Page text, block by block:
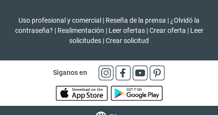
Uso profesional y comercial | Reseña de la prensa | ¿Olvidó la
contraseña? | Realimentación | Leer ofertas | Crear oferta | Leer
solicitudes |Crear solicitud
Síganos en